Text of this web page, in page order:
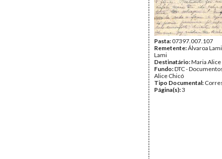
Pasta:07397.007.107
Remetente:Álvaroa
Lami
Destinatário:Maria Alice
Fundo:DTC -
Alice Chicó
Tipo Documental:
Página(s):3